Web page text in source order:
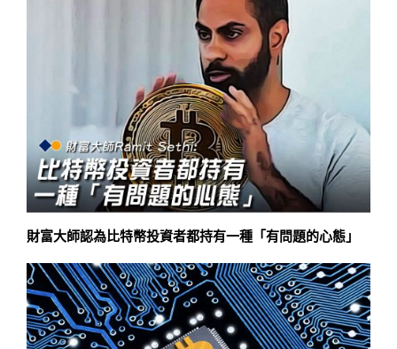
財富大師認為比特幣投資者都持有一種「有問題的心態」